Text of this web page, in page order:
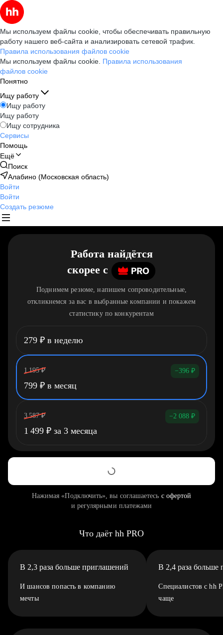
Мы используем файлы cookie, чтобы обеспечивать правильную
работу нашего веб-сайта и анализировать сетевой трафик.
Правила использования файлов cookie
Мы используем файлы cookie. Правила использования
файлов cookie
Понятно
Ищу работу
Ищу работу
Ищу работу
Ищу сотрудника
Сервисы
Помощь
Ещё
Поиск
Алабино (Московская область)
Войти
Войти
Создать резюме
Работа найдётся
скорее c
Поднимем резюме, напишем сопроводительные,
откликнемся за вас в выбранные компании и покажем
статистику по конкурентам
279 ₽ в неделю
1 195 ₽ −396 ₽
799 ₽ в месяц
3 587 ₽ −2 088 ₽
1 499 ₽ за 3 месяца
Нажимая «Подключить», вы соглашаетесь с офертой
и регулярными платежами
Что даёт hh PRO
В 2,3 раза больше приглашений
И шансов попасть в компанию
мечты
В 2,4 раза больше
Специалистов с hh
чаще